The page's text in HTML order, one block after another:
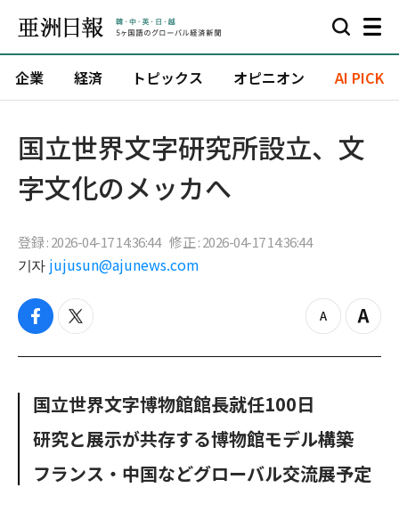
企業 経済 トピックス オピニオン AI PICK
国立世界文字研究所設立、文
字文化のメッカへ
登録 : 2026-04-17 14:36:44 修正 : 2026-04-17 14:36:44
기자 jujusun@ajunews.com
f
c
o
k
t
i
e
z
o
Z
o
国立世界文字博物館館長就任100日
研究と展示が共存する博物館モデル構築
フランス・中国などグローバル交流展予定